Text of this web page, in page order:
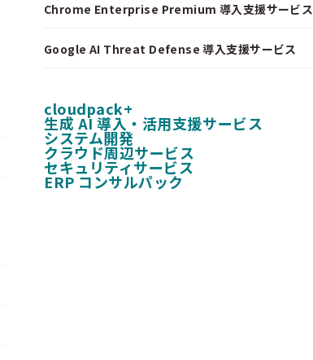
Chrome Enterprise Premium 導入支援サービス
Google AI Threat Defense 導入支援サービス
cloudpack+
生成 AI 導入・活用支援サービス
システム開発
クラウド周辺サービス
セキュリティサービス
ERP コンサルパック